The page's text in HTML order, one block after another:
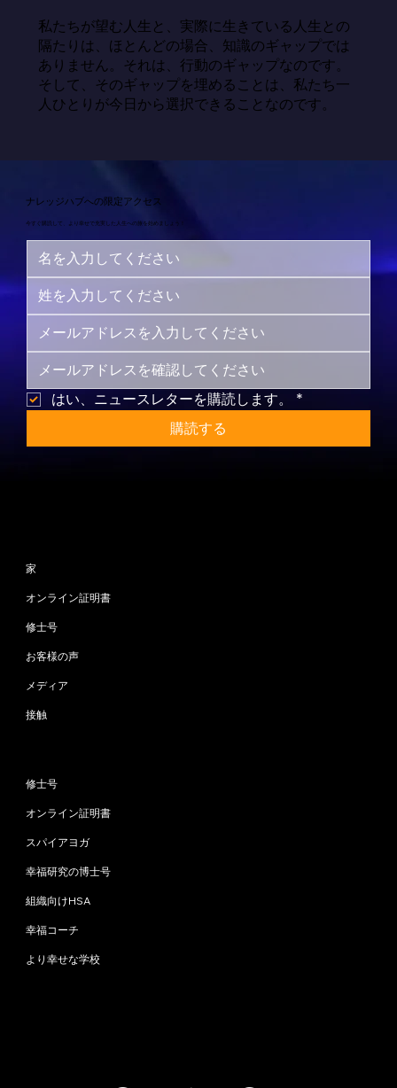
私たちが望む人生と、実際に生きている人生との
隔たりは、ほとんどの場合、知識のギャップでは
ありません。それは、行動のギャップなのです。
そして、そのギャップを埋めることは、私たち一
人ひとりが今日から選択できることなのです。
ナレッジハブへの限定アクセス
今すぐ購読して、より幸せで充実した人生への旅を始めましょう！
はい、ニュースレターを購読します。
*
購読する
家
オンライン証明書
修士号
お客様の声
メディア
接触
修士号
オンライン証明書
スパイアヨガ
幸福研究の博士号
組織向けHSA
幸福コーチ
より幸せな学校